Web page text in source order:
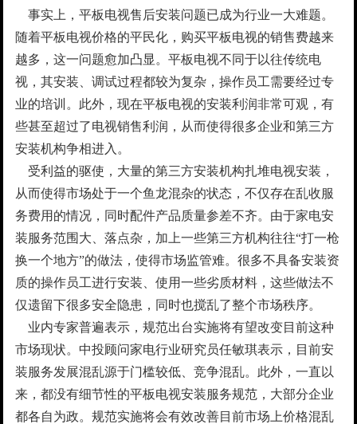
事实上，平板电视售后安装问题已成为行业一大难题。
随着平板电视价格的平民化，购买平板电视的销售费越来
越多，这一问题愈加凸显。平板电视不同于以往传统电
视，其安装、调试过程都较为复杂，操作员工需要经过专
业的培训。此外，现在平板电视的安装利润非常可观，有
些甚至超过了电视销售利润，从而使得很多企业和第三方
安装机构争相进入。
受利益的驱使，大量的第三方安装机构扎堆电视安装，
从而使得市场处于一个鱼龙混杂的状态，不仅存在乱收服
务费用的情况，同时配件产品质量参差不齐。由于家电安
装服务范围大、落点杂，加上一些第三方机构往往“打一枪
换一个地方”的做法，使得市场监管难。很多不具备安装资
质的操作员工进行安装、使用一些劣质材料，这些做法不
仅遗留下很多安全隐患，同时也搅乱了整个市场秩序。
业内专家普遍表示，规范出台实施将有望改变目前这种
市场现状。中投顾问家电行业研究员任敏琪表示，目前安
装服务发展混乱源于门槛较低、竞争混乱。此外，一直以
来，都没有细节性的平板电视安装服务规范，大部分企业
都各自为政。规范实施将会有效改善目前市场上价格混乱